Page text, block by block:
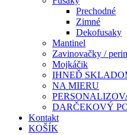
Prechodné
Zimné
Dekofusaky
Mantinel
Zavinovačky /
Mojkáčik
IHNEĎ
NA MIERU
DARČEKOVÝ
Kontakt
KOŠÍK